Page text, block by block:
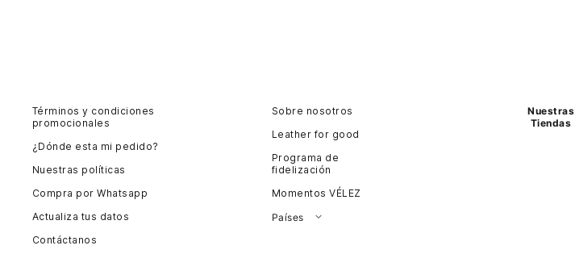
Términos y condiciones
promocionales
¿Dónde esta mi pedido?
Nuestras políticas
Compra por Whatsapp
Actualiza tus datos
Contáctanos
Sobre nosotros
Leather for good
Programa de
fidelización
Momentos VÉLEZ
Países
Nuestras
Tiendas